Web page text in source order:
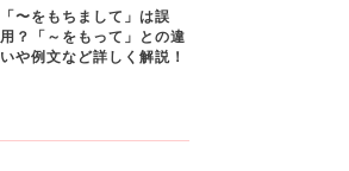
「〜をもちまして」は誤
用？「～をもって」との違
いや例文など詳しく解説！